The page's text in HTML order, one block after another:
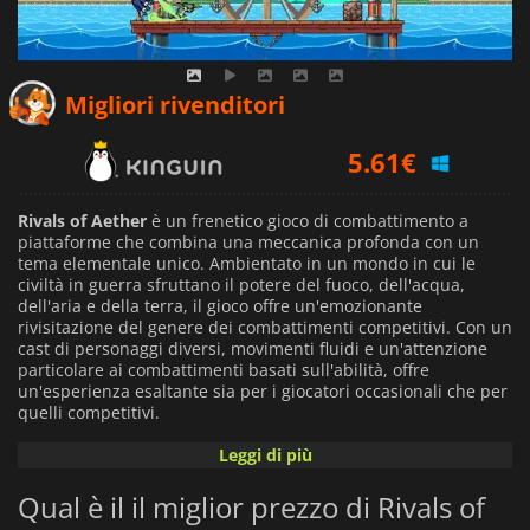
Migliori rivenditori
5.61€
6.63€
8.39€
Rivals of Aether è un frenetico gioco di combattimento a
piattaforme che combina una meccanica profonda con un
tema elementale unico. Ambientato in un mondo in cui le
civiltà in guerra sfruttano il potere del fuoco, dell'acqua,
dell'aria e della terra, il gioco offre un'emozionante
rivisitazione del genere dei combattimenti competitivi. Con un
cast di personaggi diversi, movimenti fluidi e un'attenzione
particolare ai combattimenti basati sull'abilità, offre
un'esperienza esaltante sia per i giocatori occasionali che per
quelli competitivi.
Ogni combattente del gioco è legato a un'affinità elementale
Che si tratti di usare il fuoco per lanciare assalti esplosivi,
l'acqua per controllare lo spazio con colpi fluidi o la terra per
Leggi di più
Qual è il il miglior prezzo di Rivals of